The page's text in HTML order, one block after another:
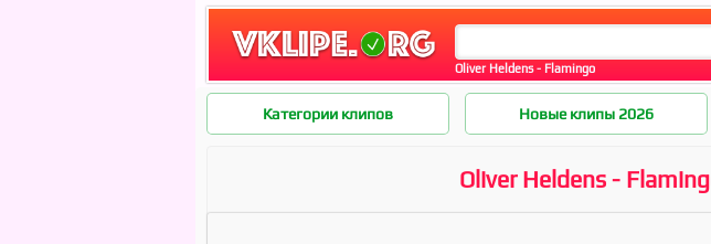
Oliver Heldens - Flamingo
Категории клипов Новые клипы 2026
Oliver Heldens -